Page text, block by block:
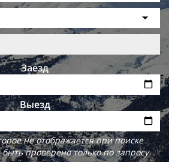
Заезд
Выезд
не отображается при поиске
проверено только по запросу.